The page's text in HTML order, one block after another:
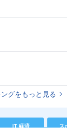
グをもっと見る
IT 経済 ス